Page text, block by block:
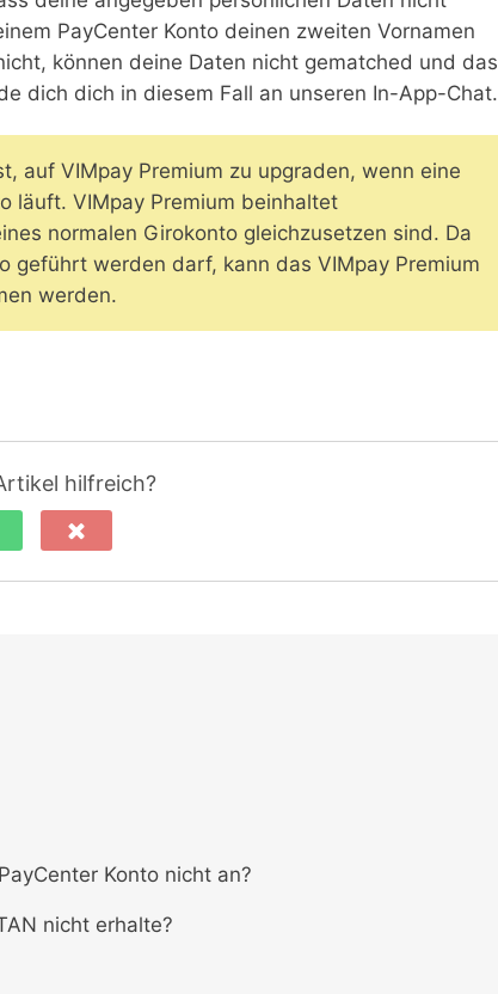
PayCenter Konto deinen zweiten Vornamen
können deine Daten nicht gematched und das
dich dich in diesem Fall an unseren In-App-Chat.
auf VIMpay Premium zu upgraden, wenn eine
läuft. VIMpay Premium beinhaltet
normalen Girokonto gleichzusetzen sind. Da
geführt werden darf, kann das VIMpay Premium
werden.
hilfreich?
Konto nicht an?
nicht erhalte?